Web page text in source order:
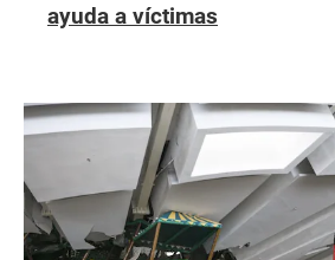
ayuda a víctimas